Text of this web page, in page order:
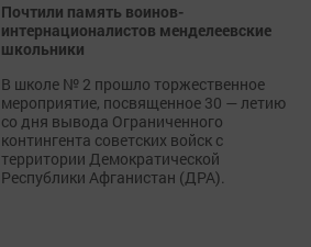
Почтили память воинов-
интернационалистов менделеевские
школьники
В школе № 2 прошло торжественное
мероприятие, посвященное 30 — летию
со дня вывода Ограниченного
контингента советских войск с
территории Демократической
Республики Афганистан (ДРА).